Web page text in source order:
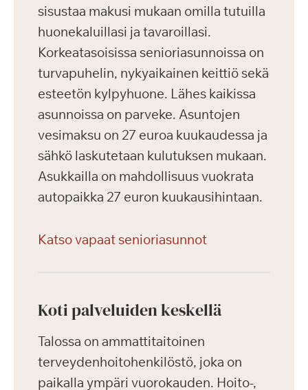
sisustaa makusi mukaan omilla tutuilla
huonekaluillasi ja tavaroillasi.
Korkeatasoisissa senioriasunnoissa on
turvapuhelin, nykyaikainen keittiö sekä
esteetön kylpyhuone. Lähes kaikissa
asunnoissa on parveke. Asuntojen
vesimaksu on 27 euroa kuukaudessa ja
sähkö laskutetaan kulutuksen mukaan.
Asukkailla on mahdollisuus vuokrata
autopaikka 27 euron kuukausihintaan.
Katso vapaat senioriasunnot
Koti palveluiden keskellä
Talossa on ammattitaitoinen
terveydenhoitohenkilöstö, joka on
paikalla ympäri vuorokauden. Hoito-,